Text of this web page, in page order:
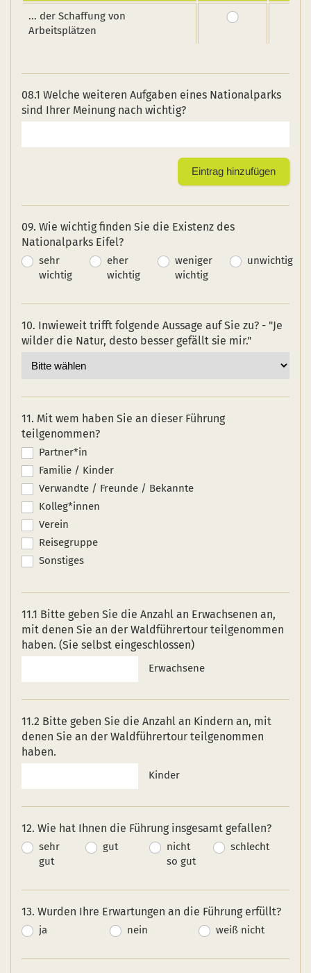
... der Schaffung von
Arbeitsplätzen
08.1 Welche weiteren Aufgaben eines Nationalparks
sind Ihrer Meinung nach wichtig?
09. Wie wichtig finden Sie die Existenz des
Nationalparks Eifel?
sehr
wichtig
eher
wichtig
weniger
wichtig
unwichtig
10. Inwieweit trifft folgende Aussage auf Sie zu? - "Je
wilder die Natur, desto besser gefällt sie mir."
11. Mit wem haben Sie an dieser Führung
teilgenommen?
Partner*in
Familie / Kinder
Verwandte / Freunde / Bekannte
Kolleg*innen
Verein
Reisegruppe
Sonstiges
11.1 Bitte geben Sie die Anzahl an Erwachsenen an,
mit denen Sie an der Waldführertour teilgenommen
haben. (Sie selbst eingeschlossen)
Erwachsene
11.2 Bitte geben Sie die Anzahl an Kindern an, mit
denen Sie an der Waldführertour teilgenommen
haben.
Kinder
12. Wie hat Ihnen die Führung insgesamt gefallen?
sehr
gut
gut
nicht
so gut
schlecht
13. Wurden Ihre Erwartungen an die Führung erfüllt?
ja nein weiß nicht